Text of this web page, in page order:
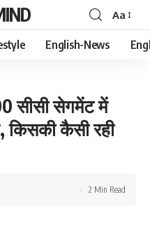
Font
Resizer
Aa
English-News
सीसी सेगमेंट में
किसकी कैसी रही
2 Min Read